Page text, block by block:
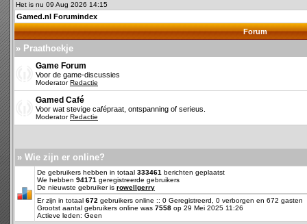
Het is nu 09 Aug 2026 14:15
Gamed.nl Forumindex
Forum
» Praathoekje
Game Forum
Voor de game-discussies
ModeratorRedactie
Gamed Café
Voor wat stevige cafépraat, ontspanning of serieus.
ModeratorRedactie
» Wie zijn er online?
De gebruikers hebben in totaal 333461 berichten geplaatst
We hebben 94171 geregistreerde gebruikers
De nieuwste gebruiker is rowellgerry
Er zijn in totaal 672 gebruikers online :: 0 Geregistreerd, 0 verborgen en 672
Grootst aantal gebruikers online was 7558 op 29 Mei 2025 11:26
Actieve leden: Geen